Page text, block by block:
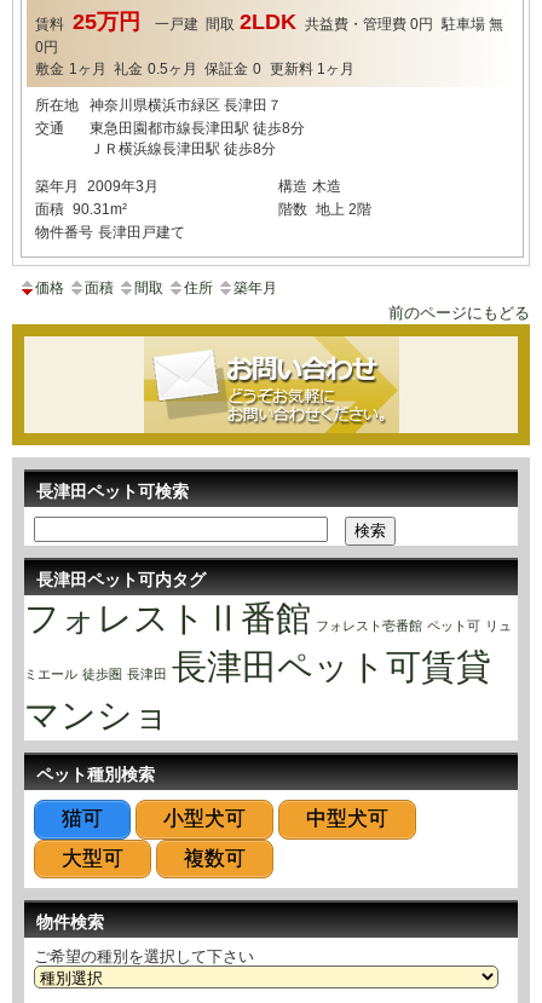
賃料 25万円 一戸建 間取 2LDK 共益費・管理費 0円 駐車場 無
0円
敷金 1ヶ月 礼金 0.5ヶ月 保証金 0 更新料 1ヶ月
所在地
神奈川県横浜市緑区 長津田７
交通
東急田園都市線長津田駅 徒歩8分
ＪＲ横浜線長津田駅 徒歩8分
築年月 2009年3月 構造 木造
面積 90.31m² 階数 地上 2階
物件番号 長津田戸建て
価格 面積 間取 住所 築年月
前のページにもどる
長津田ペット可検索
長津田ペット可内タグ
フォレストⅡ番館 フォレスト壱番館 ペット可 リュ
ミエール 徒歩圏 長津田 長津田ペット可賃貸
マンショ
ペット種別検索
猫可 小型犬可
中型犬可
大型可
複数可
物件検索
ご希望の種別を選択して下さい